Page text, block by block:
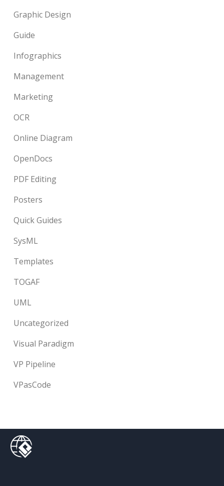
Graphic Design
Guide
Infographics
Management
Marketing
OCR
Online Diagram
OpenDocs
PDF Editing
Posters
Quick Guides
SysML
Templates
TOGAF
UML
Uncategorized
Visual Paradigm
VP Pipeline
VPasCode